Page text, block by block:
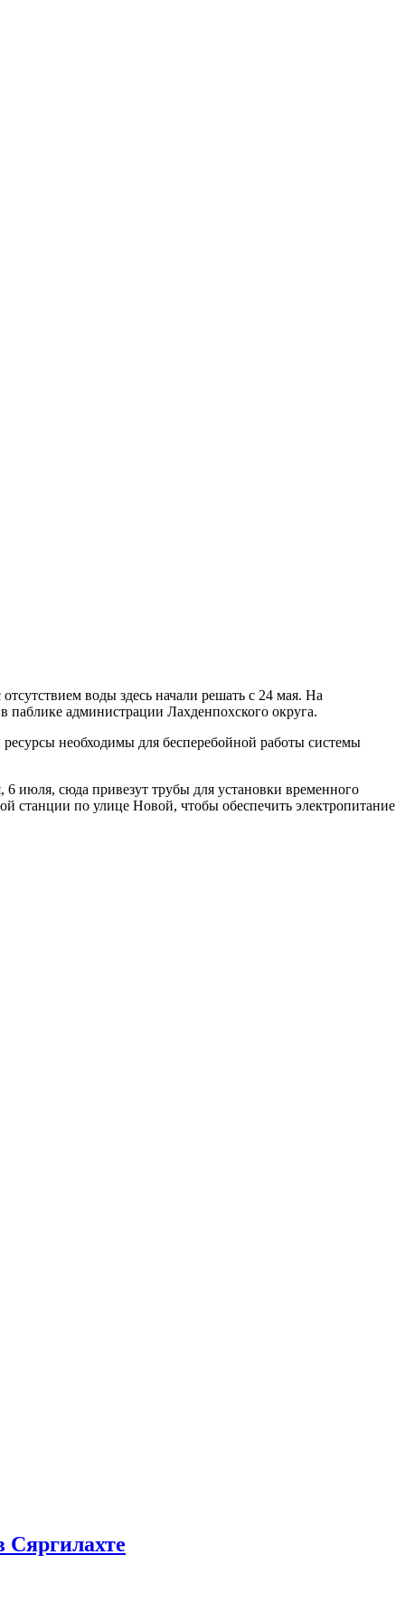
воды здесь начали решать с 24 мая. На
паблике администрации Лахденпохского округа.
необходимы для бесперебойной работы системы
июля, сюда привезут трубы для установки временного
станции по улице Новой, чтобы обеспечить электропитание
Сяргилахте